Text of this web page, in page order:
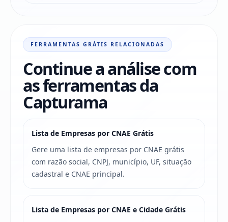
FERRAMENTAS GRÁTIS RELACIONADAS
Continue a análise com
as ferramentas da
Capturama
Lista de Empresas por CNAE Grátis
Gere uma lista de empresas por CNAE grátis
com razão social, CNPJ, município, UF, situação
cadastral e CNAE principal.
Lista de Empresas por CNAE e Cidade Grátis